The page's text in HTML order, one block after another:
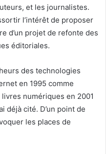
et les journalistes.
l’intérêt de proposer
d’un projet de refonte des
éditoriales.
des technologies
en 1995 comme
numériques en 2001
déjà cité. D’un point de
les places de